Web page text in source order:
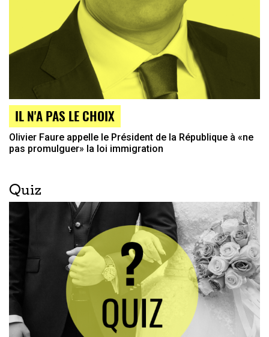
IL N'A PAS LE CHOIX
Olivier Faure appelle le Président de la République à «ne
pas promulguer» la loi immigration
Quiz